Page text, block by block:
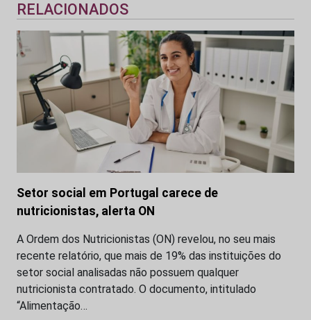
RELACIONADOS
Setor social em Portugal carece de
nutricionistas, alerta ON
A Ordem dos Nutricionistas (ON) revelou, no seu mais
recente relatório, que mais de 19% das instituições do
setor social analisadas não possuem qualquer
nutricionista contratado. O documento, intitulado
“Alimentação…